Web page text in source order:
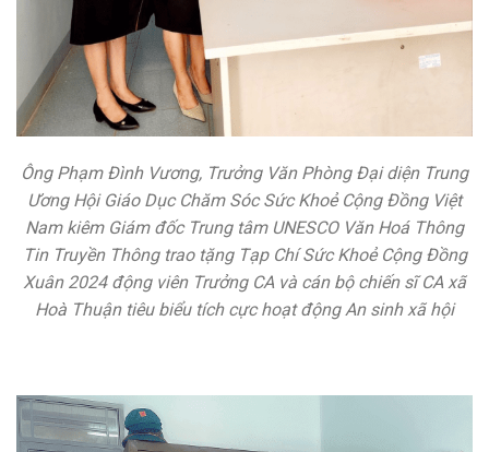
Ông Phạm Đình Vương, Trưởng Văn Phòng Đại diện Trung
Ương Hội Giáo Dục Chăm Sóc Sức Khoẻ Cộng Đồng Việt
Nam kiêm Giám đốc Trung tâm UNESCO Văn Hoá Thông
Tin Truyền Thông trao tặng Tạp Chí Sức Khoẻ Cộng Đồng
Xuân 2024 động viên Trưởng CA và cán bộ chiến sĩ CA xã
Hoà Thuận tiêu biểu tích cực hoạt động An sinh xã hội